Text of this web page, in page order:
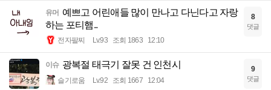
유머 예쁘고 어린애들 많이 만나고 다닌다고 자랑
하는 포티햄..
전자팔찌 Lv.93 조회 1863 12:10
8
댓글
이슈 광복절 태극기 잘못 건 인천시
슬기로움 Lv.92 조회 1667 12:04
9
댓글